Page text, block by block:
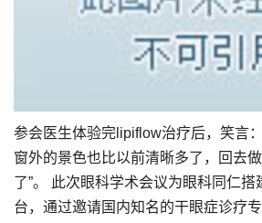
参会医生体验完lipiflow治疗后，笑言
窗外的景色也比以前清晰多了，回去
了”。 此次眼科学术会议为眼科同仁
台，通过邀请国内知名的干眼症诊疗